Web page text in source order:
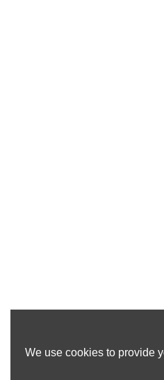
We use cookies to provide